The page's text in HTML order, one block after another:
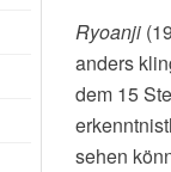
Ryoanji
anders
dem 15
sehen